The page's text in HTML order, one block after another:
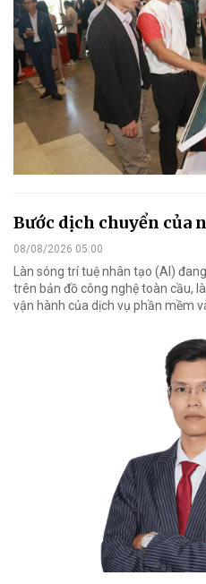
Bước dịch chuyển của
08/08/2026 05:00
Làn sóng trí tuệ nhân tạo (AI)
trên bản đồ công nghệ toàn cầu,
vận hành của dịch vụ phần mềm